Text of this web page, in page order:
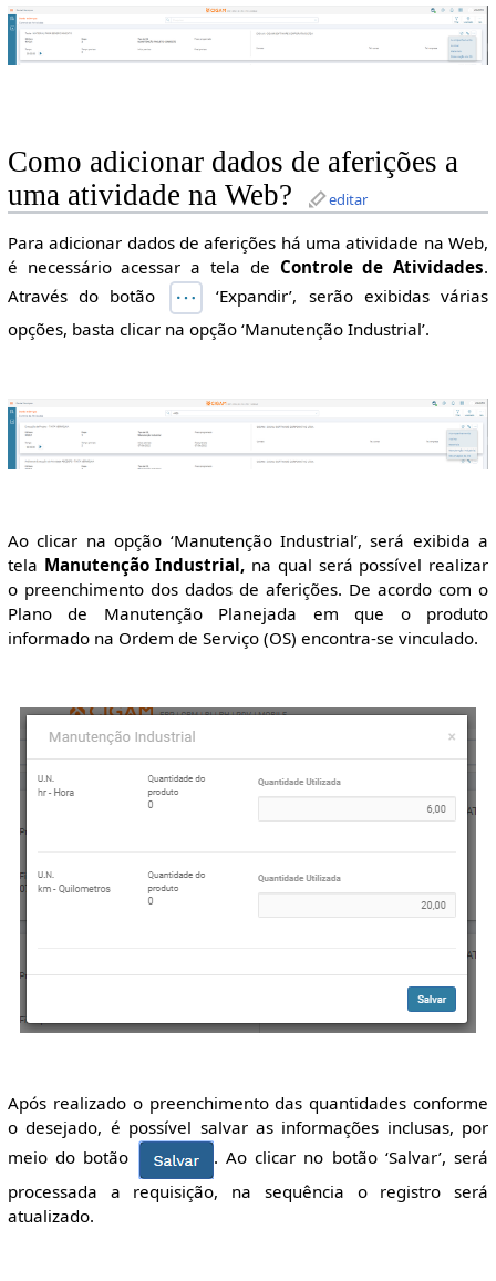
Como adicionar dados de aferições a
uma atividade na Web?
editar
Para adicionar dados de aferições há uma atividade na Web,
é necessário acessar a tela de Controle de Atividades.
Através do botão
‘Expandir’, serão exibidas várias
opções, basta clicar na opção ‘Manutenção Industrial’.
Ao clicar na opção ‘Manutenção Industrial’, será exibida a
tela Manutenção Industrial, na qual será possível realizar
o preenchimento dos dados de aferições. De acordo com o
Plano de Manutenção Planejada em que o produto
informado na Ordem de Serviço (OS) encontra-se vinculado.
Após realizado o preenchimento das quantidades conforme
o desejado, é possível salvar as informações inclusas, por
meio do botão
. Ao clicar no botão ‘Salvar’, será
processada a requisição, na sequência o registro será
atualizado.